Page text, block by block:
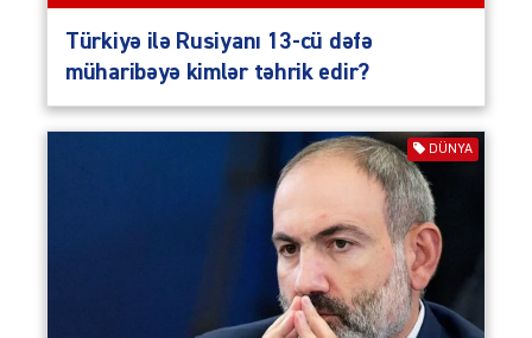
Türkiyə ilə Rusiyanı 13-cü dəfə
müharibəyə kimlər təhrik edir?
DÜNYA